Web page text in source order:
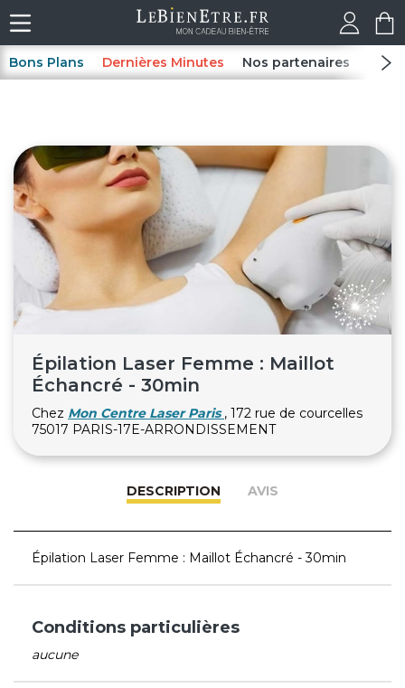
Bons Plans Dernières Minutes Nos partenaires Spas
Épilation Laser Femme : Maillot
Échancré - 30min
Chez Mon Centre Laser Paris , 172 rue de courcelles
75017 PARIS-17E-ARRONDISSEMENT
DESCRIPTION AVIS
Épilation Laser Femme : Maillot Échancré - 30min
Conditions particulières
aucune